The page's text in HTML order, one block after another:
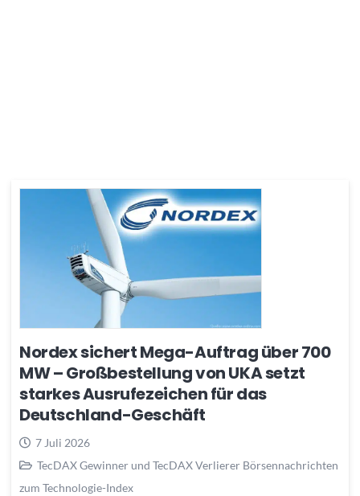
Nordex sichert Mega-Auftrag über 700
MW – Großbestellung von UKA setzt
starkes Ausrufezeichen für das
Deutschland-Geschäft
7 Juli 2026
TecDAX Gewinner und TecDAX Verlierer Börsennachrichten
zum Technologie-Index